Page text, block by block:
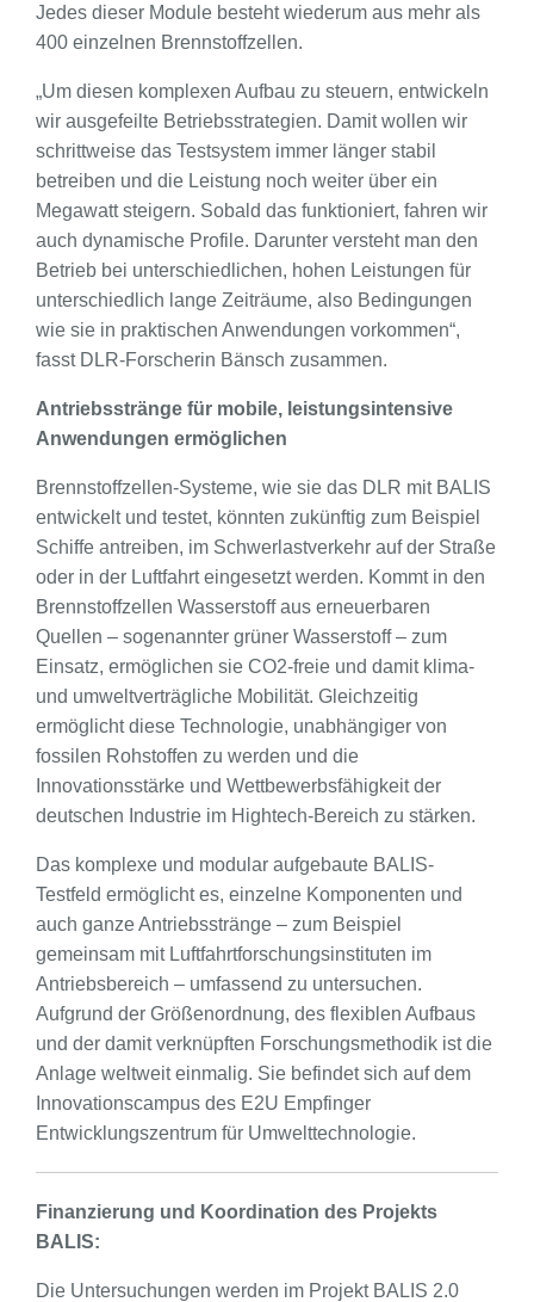
Jedes dieser Module besteht wiederum aus mehr als
400 einzelnen Brennstoffzellen.
„Um diesen komplexen Aufbau zu steuern, entwickeln
wir ausgefeilte Betriebsstrategien. Damit wollen wir
schrittweise das Testsystem immer länger stabil
betreiben und die Leistung noch weiter über ein
Megawatt steigern. Sobald das funktioniert, fahren wir
auch dynamische Profile. Darunter versteht man den
Betrieb bei unterschiedlichen, hohen Leistungen für
unterschiedlich lange Zeiträume, also Bedingungen
wie sie in praktischen Anwendungen vorkommen“,
fasst DLR-Forscherin Bänsch zusammen.
Antriebsstränge für mobile, leistungsintensive
Anwendungen ermöglichen
Brennstoffzellen-Systeme, wie sie das DLR mit BALIS
entwickelt und testet, könnten zukünftig zum Beispiel
Schiffe antreiben, im Schwerlastverkehr auf der Straße
oder in der Luftfahrt eingesetzt werden. Kommt in den
Brennstoffzellen Wasserstoff aus erneuerbaren
Quellen – sogenannter grüner Wasserstoff – zum
Einsatz, ermöglichen sie CO2-freie und damit klima-
und umweltverträgliche Mobilität. Gleichzeitig
ermöglicht diese Technologie, unabhängiger von
fossilen Rohstoffen zu werden und die
Innovationsstärke und Wettbewerbsfähigkeit der
deutschen Industrie im Hightech-Bereich zu stärken.
Das komplexe und modular aufgebaute BALIS-
Testfeld ermöglicht es, einzelne Komponenten und
auch ganze Antriebsstränge – zum Beispiel
gemeinsam mit Luftfahrtforschungsinstituten im
Antriebsbereich – umfassend zu untersuchen.
Aufgrund der Größenordnung, des flexiblen Aufbaus
und der damit verknüpften Forschungsmethodik ist die
Anlage weltweit einmalig. Sie befindet sich auf dem
Innovationscampus des E2U Empfinger
Entwicklungszentrum für Umwelttechnologie.
Finanzierung und Koordination des Projekts
BALIS:
Die Untersuchungen werden im Projekt BALIS 2.0